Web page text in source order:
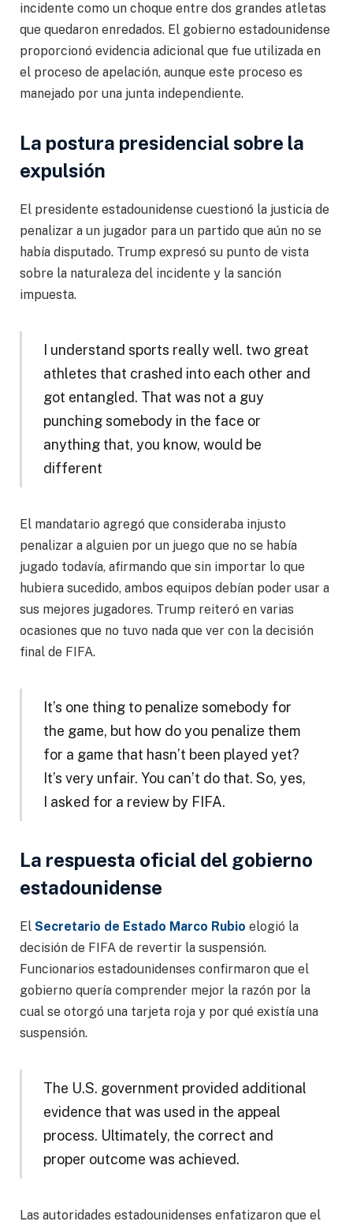
incidente como un choque entre dos grandes atletas
que quedaron enredados. El gobierno estadounidense
proporcionó evidencia adicional que fue utilizada en
el proceso de apelación, aunque este proceso es
manejado por una junta independiente.
La postura presidencial sobre la
expulsión
El presidente estadounidense cuestionó la justicia de
penalizar a un jugador para un partido que aún no se
había disputado. Trump expresó su punto de vista
sobre la naturaleza del incidente y la sanción
impuesta.
I understand sports really well. two great
athletes that crashed into each other and
got entangled. That was not a guy
punching somebody in the face or
anything that, you know, would be
different
El mandatario agregó que consideraba injusto
penalizar a alguien por un juego que no se había
jugado todavía, afirmando que sin importar lo que
hubiera sucedido, ambos equipos debían poder usar a
sus mejores jugadores. Trump reiteró en varias
ocasiones que no tuvo nada que ver con la decisión
final de FIFA.
It’s one thing to penalize somebody for
the game, but how do you penalize them
for a game that hasn’t been played yet?
It’s very unfair. You can’t do that. So, yes,
I asked for a review by FIFA.
La respuesta oficial del gobierno
estadounidense
El Secretario de Estado Marco Rubio elogió la
decisión de FIFA de revertir la suspensión.
Funcionarios estadounidenses confirmaron que el
gobierno quería comprender mejor la razón por la
cual se otorgó una tarjeta roja y por qué existía una
suspensión.
The U.S. government provided additional
evidence that was used in the appeal
process. Ultimately, the correct and
proper outcome was achieved.
Las autoridades estadounidenses enfatizaron que el